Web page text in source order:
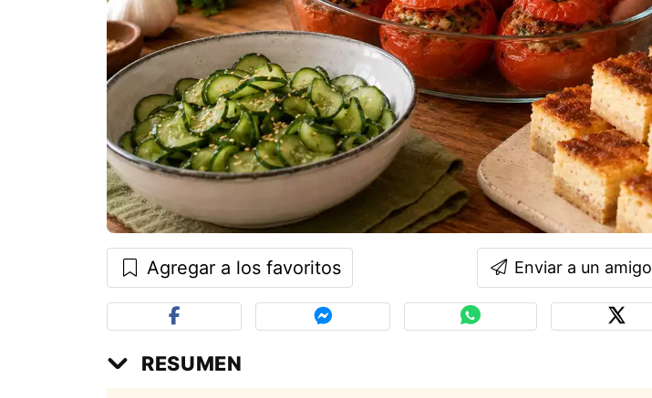
Agregar a los favoritos Enviar a un amigo
RESUMEN